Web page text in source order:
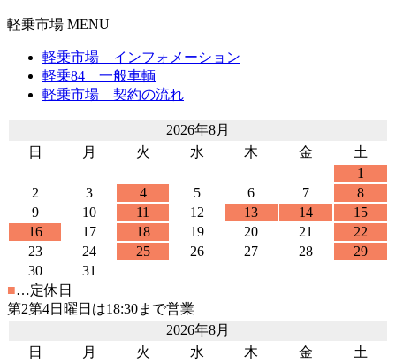
軽乗市場 MENU
軽乗市場 インフォメーション
軽乗84 一般車輌
軽乗市場 契約の流れ
2026年8月
日
月 火 水 木 金
土
1
2
3 4 5 6 7
8
9
10 11 12 13 14
15
16
17 18 19 20 21
22
23
24 25 26 27 28
29
30
31
■…定休日
第2第4日曜日は18:30まで営業
2026年8月
日
月 火 水 木 金
土